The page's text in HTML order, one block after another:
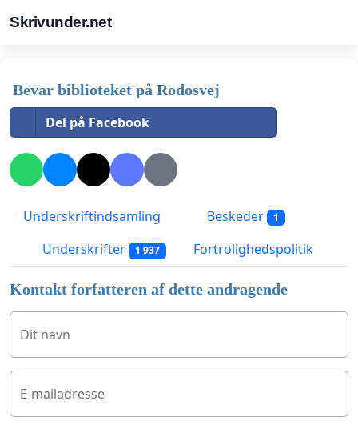
Skrivunder.net
Bevar biblioteket på Rodosvej
Del på Facebook
Underskriftindsamling Beskeder 1
Underskrifter 1 937 Fortrolighedspolitik
Kontakt forfatteren af dette andragende
Dit navn
E-mailadresse